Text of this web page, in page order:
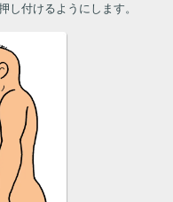
し付けるようにします。